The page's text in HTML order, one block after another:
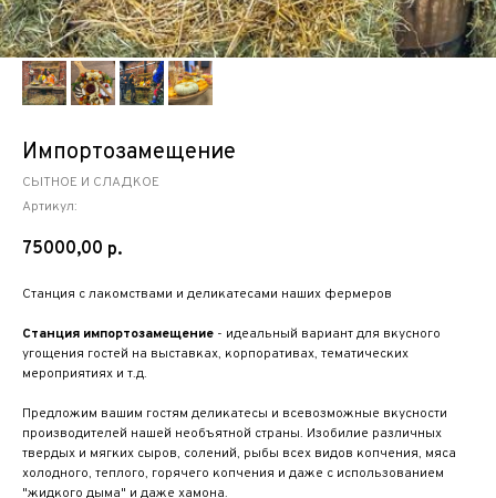
Импортозамещение
СЫТНОЕ И СЛАДКОЕ
Артикул:
75000,00 р.
Станция с лакомствами и деликатесами наших фермеров
Станция импортозамещение - идеальный вариант для вкусного
угощения гостей на выставках, корпоративах, тематических
мероприятиях и т.д.
Предложим вашим гостям деликатесы и всевозможные вкусности
производителей нашей необъятной страны. Изобилие различных
твердых и мягких сыров, солений, рыбы всех видов копчения, мяса
холодного, теплого, горячего копчения и даже с использованием
"жидкого дыма" и даже хамона.